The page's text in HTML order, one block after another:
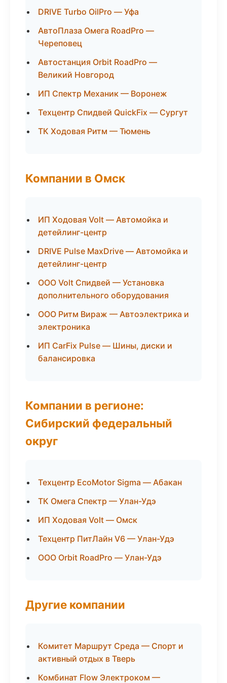
DRIVE Turbo OilPro — Уфа
АвтоПлаза Омега RoadPro —
Череповец
Автостанция Orbit RoadPro —
Великий Новгород
ИП Спектр Механик — Воронеж
Техцентр Спидвей QuickFix — Сургут
ТК Ходовая Ритм — Тюмень
Компании в Омск
ИП Ходовая Volt — Автомойка и
детейлинг-центр
DRIVE Pulse MaxDrive — Автомойка и
детейлинг-центр
ООО Volt Спидвей — Установка
дополнительного оборудования
ООО Ритм Вираж — Автоэлектрика и
электроника
ИП CarFix Pulse — Шины, диски и
балансировка
Компании в регионе:
Сибирский федеральный
округ
Техцентр EcoMotor Sigma — Абакан
ТК Омега Спектр — Улан-Удэ
ИП Ходовая Volt — Омск
Техцентр ПитЛайн V6 — Улан-Удэ
ООО Orbit RoadPro — Улан-Удэ
Другие компании
Комитет Маршрут Среда — Спорт и
активный отдых в Тверь
Комбинат Flow Электроком —